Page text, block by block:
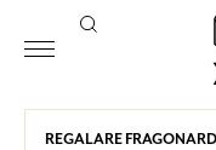
REGALARE FRAGONARD